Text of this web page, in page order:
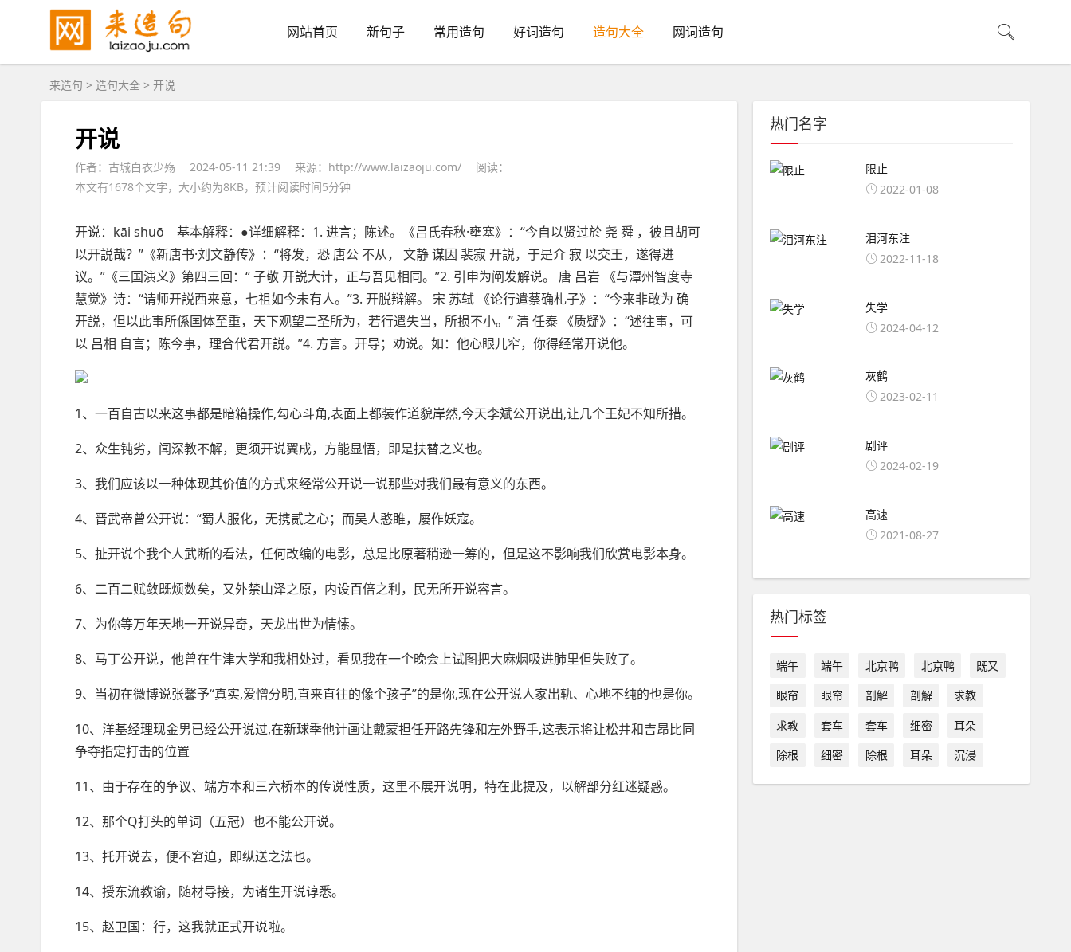
网站首页 新句子 常用造句 好词造句 造句大全 网词造句
来造句 > 造句大全 > 开说
开说
作者：古城白衣少殇 2024-05-11 21:39 来源：http://www.laizaoju.com/
阅读：
本文有1678个文字，大小约为8KB，预计阅读时间5分钟
开说：kāi shuō 基本解释：●详细解释：1. 进言；陈述。《吕氏春秋·壅塞》：“今自以贤过於 尧 舜 ，彼且胡可
以开説哉？”《新唐书·刘文静传》：“将发，恐 唐公 不从， 文静 谋因 裴寂 开説，于是介 寂 以交王，遂得进
议。”《三国演义》第四三回：“ 子敬 开説大计，正与吾见相同。”2. 引申为阐发解说。 唐 吕岩 《与潭州智度寺
慧觉》诗：“请师开説西来意，七祖如今未有人。”3. 开脱辩解。 宋 苏轼 《论行遣蔡确札子》：“今来非敢为 确
开説，但以此事所係国体至重，天下观望二圣所为，若行遣失当，所损不小。” 清 任泰 《质疑》：“述往事，可
以 吕相 自言；陈今事，理合代君开説。”4. 方言。开导；劝说。如：他心眼儿窄，你得经常开说他。
1、一百自古以来这事都是暗箱操作,勾心斗角,表面上都装作道貌岸然,今天李斌公开说出,让几个王妃不知所措。
2、众生钝劣，闻深教不解，更须开说翼成，方能显悟，即是扶替之义也。
3、我们应该以一种体现其价值的方式来经常公开说一说那些对我们最有意义的东西。
4、晋武帝曾公开说：“蜀人服化，无携贰之心；而吴人憨雎，屡作妖寇。
5、扯开说个我个人武断的看法，任何改编的电影，总是比原著稍逊一筹的，但是这不影响我们欣赏电影本身。
6、二百二赋敛既烦数矣，又外禁山泽之原，内设百倍之利，民无所开说容言。
7、为你等万年天地一开说异奇，天龙出世为情愫。
8、马丁公开说，他曾在牛津大学和我相处过，看见我在一个晚会上试图把大麻烟吸进肺里但失败了。
9、当初在微博说张馨予“真实,爱憎分明,直来直往的像个孩子”的是你,现在公开说人家出轨、心地不纯的也是你。
10、洋基经理现金男已经公开说过,在新球季他计画让戴蒙担任开路先锋和左外野手,这表示将让松井和吉昂比同
争夺指定打击的位置
11、由于存在的争议、端方本和三六桥本的传说性质，这里不展开说明，特在此提及，以解部分红迷疑惑。
12、那个Q打头的单词（五冠）也不能公开说。
13、托开说去，便不窘迫，即纵送之法也。
14、授东流教谕，随材导接，为诸生开说谆悉。
15、赵卫国：行，这我就正式开说啦。
热门名字
限止
2022-01-08
泪河东注
2022-11-18
失学
2024-04-12
灰鹤
2023-02-11
剧评
2024-02-19
高速
2021-08-27
热门标签
端午 端午 北京鸭 北京鸭
既又
眼帘
眼帘 剖解 剖解
求教
求教
套车 套车 细密
耳朵
除根
细密 除根 耳朵 沉浸